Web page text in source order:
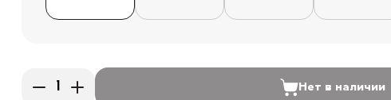
Нет в наличии